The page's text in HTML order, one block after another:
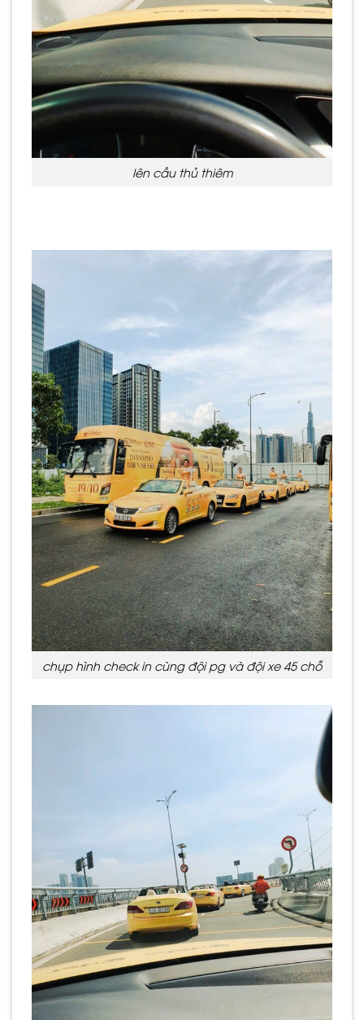
lên cầu thủ thiêm
chụp hình check in cùng đội pg và đội xe 45 chỗ